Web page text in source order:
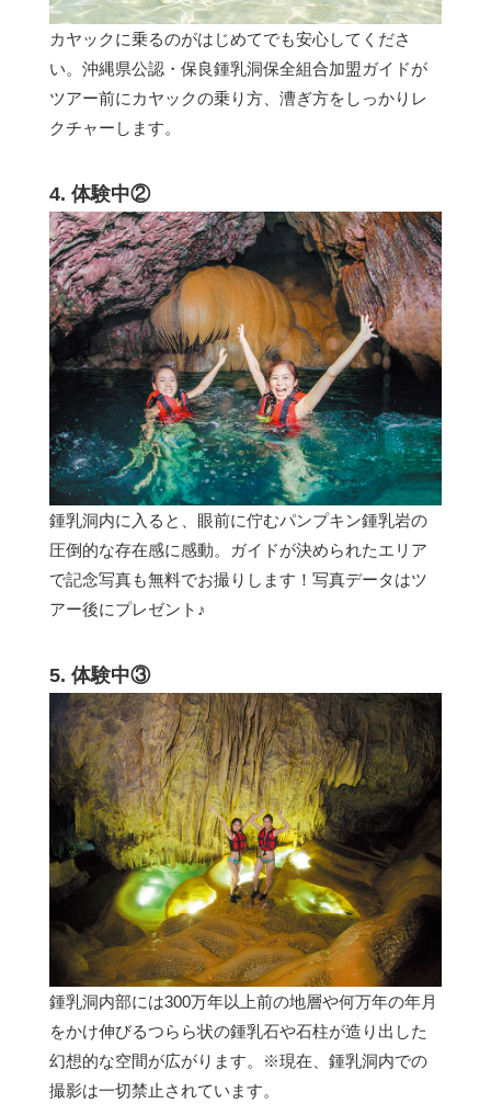
カヤックに乗るのがはじめてでも安心してくださ
い。沖縄県公認・保良鍾乳洞保全組合加盟ガイドが
ツアー前にカヤックの乗り方、漕ぎ方をしっかりレ
クチャーします。
4. 体験中②
鍾乳洞内に入ると、眼前に佇むパンプキン鍾乳岩の
圧倒的な存在感に感動。ガイドが決められたエリア
で記念写真も無料でお撮りします！写真データはツ
アー後にプレゼント♪
5. 体験中③
鍾乳洞内部には300万年以上前の地層や何万年の年月
をかけ伸びるつらら状の鍾乳石や石柱が造り出した
幻想的な空間が広がります。※現在、鍾乳洞内での
撮影は一切禁止されています。